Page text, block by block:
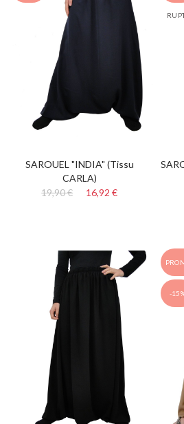
SAROUEL "INDIA" (Tissu
CARLA)
19,90 €
16,92 €
-